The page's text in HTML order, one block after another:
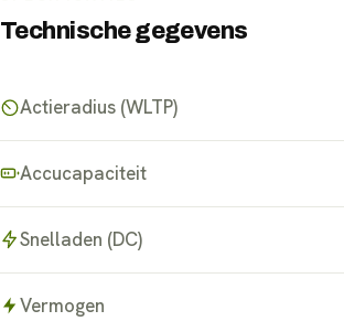
Technische gegevens
Actieradius (WLTP)
Accucapaciteit
Snelladen (DC)
Vermogen